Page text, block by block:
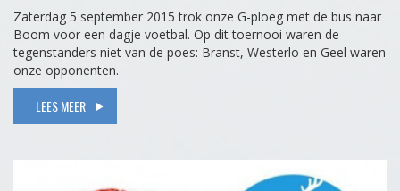
Zaterdag 5 september 2015 trok onze G-ploeg met de bus naar
Boom voor een dagje voetbal. Op dit toernooi waren de
tegenstanders niet van de poes: Branst, Westerlo en Geel waren
onze opponenten.
LEES MEER